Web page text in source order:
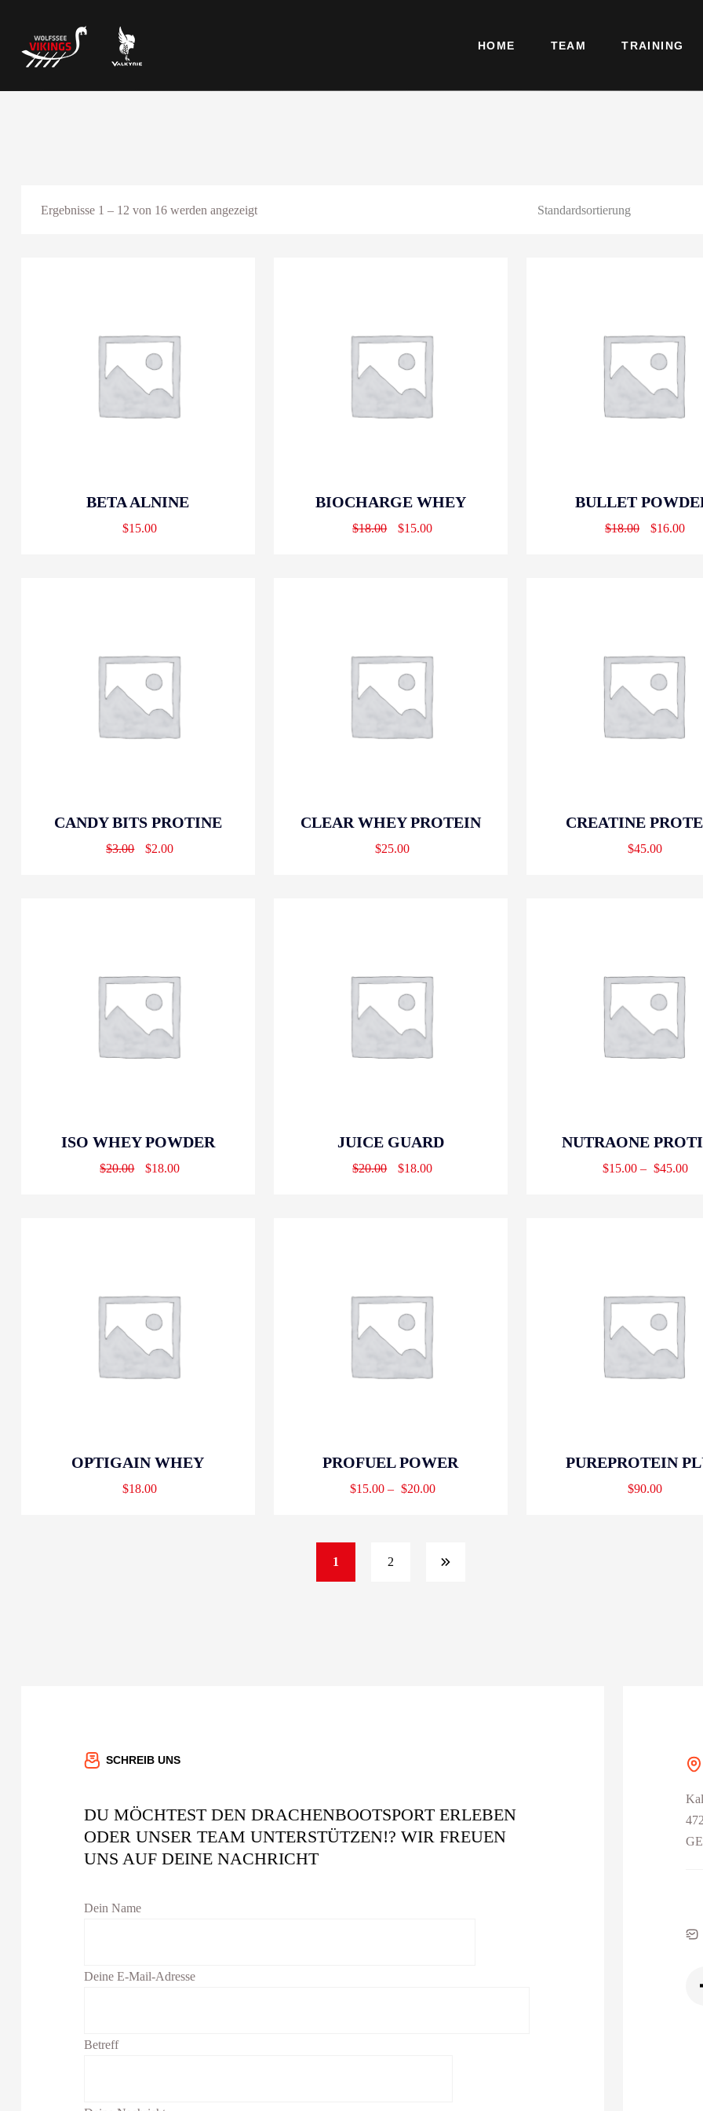
HOME TEAM TRAINING
Ergebnisse 1 – 12 von 16 werden angezeigt
BETA ALNINE
$15.00
BIOCHARGE WHEY
$18.00 $15.00
BULLET
$18.00 $16.00
CANDY BITS PROTINE
$3.00 $2.00
CLEAR WHEY PROTEIN
$25.00
CREATINE
$45.00
ISO WHEY POWDER
$20.00 $18.00
JUICE GUARD
$20.00 $18.00
NUTRAONE
$15.00 – $45.00
OPTIGAIN WHEY
$18.00
PROFUEL POWER
$15.00 – $20.00
PUREPROTEIN
$90.00
1 2
SCHREIB UNS
DU MÖCHTEST DEN DRACHENBOOTSPORT ERLEBEN
ODER UNSER TEAM UNTERSTÜTZEN!? WIR FREUEN
UNS AUF DEINE NACHRICHT
Dein Name
Deine E-Mail-Adresse
Betreff